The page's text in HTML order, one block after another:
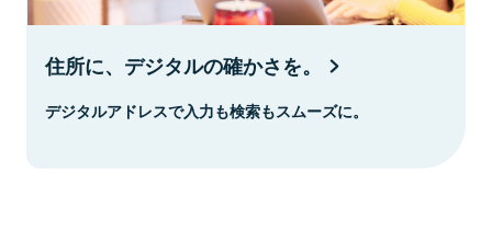
住所に、デジタルの確かさを。
デジタルアドレスで入力も検索もスムーズに。